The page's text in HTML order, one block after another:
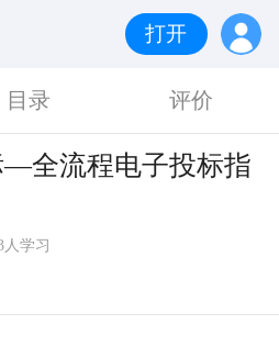
打开
目录 评价
全流程电子投标指
人学习